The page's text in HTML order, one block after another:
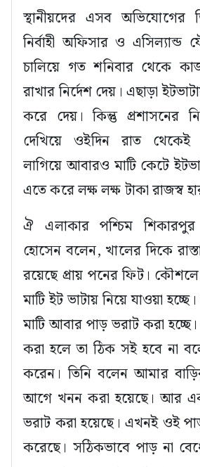
স্থানীয়দের এসব অভিযোগের
নির্বাহী অফিসার ও এসিল্যান্ড
চালিয়ে গত শনিবার থেকে
রাখার নির্দেশ দেয়। এছাড়া
করে দেয়। কিন্তু প্রশাসনের
দেখিয়ে ওইদিন রাত থেকেই
লাগিয়ে আবারও মাটি কেটে
এতে করে লক্ষ লক্ষ টাকা রাজস্ব
ঐ এলাকার পশ্চিম
হোসেন বলেন, খালের দিকে
রয়েছে প্রায় পনের ফিট।
মাটি ইট ভাটায় নিয়ে যাওয়া
মাটি আবার পাড় ভরাট করা
করা হলে তা ঠিক সই হবে না
করেন। তিনি বলেন আমার
আগে খনন করা হয়েছে। আর
ভরাট করা হয়েছে। এখনই ওই
করেছে। সঠিকভাবে পাড় না